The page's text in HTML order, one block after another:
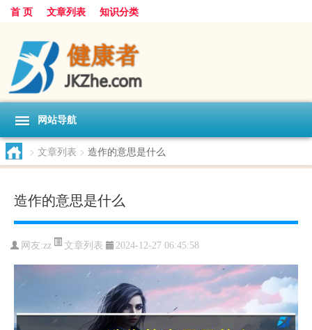
首 页 文章列表 知识分类
网站导航
> 文章列表 > 造作的意思是什么
造作的意思是什么
网友:zz 文章列表 2024-12-27 06:45:58